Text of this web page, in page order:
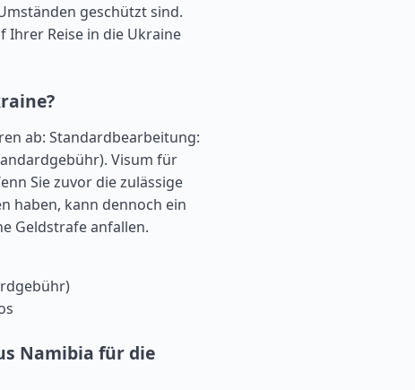
geschützt sind.
Ihrer Reise in die Ukraine
ab: Standardbearbeitung:
Visum für
Sie zuvor die zulässige
haben, kann dennoch ein
Geldstrafe anfallen.
Namibia für die